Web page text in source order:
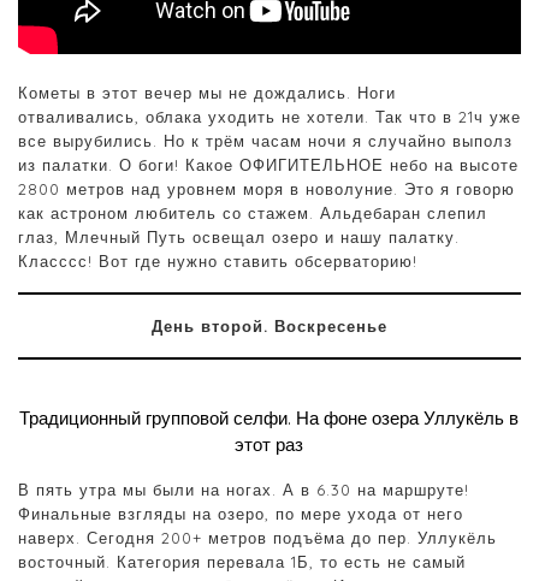
Кометы в этот вечер мы не дождались. Ноги
отваливались, облака уходить не хотели. Так что в 21ч уже
все вырубились. Но к трём часам ночи я случайно выполз
из палатки. О боги! Какое ОФИГИТЕЛЬНОЕ небо на высоте
2800 метров над уровнем моря в новолуние. Это я говорю
как астроном любитель со стажем. Альдебаран слепил
глаз, Млечный Путь освещал озеро и нашу палатку.
Класссс! Вот где нужно ставить обсерваторию!
День второй. Воскресенье
Традиционный групповой селфи. На фоне озера Уллукёль в
этот раз
В пять утра мы были на ногах. А в 6.30 на маршруте!
Финальные взгляды на озеро, по мере ухода от него
наверх. Сегодня 200+ метров подъёма до пер. Уллукёль
восточный. Категория перевала 1Б, то есть не самый